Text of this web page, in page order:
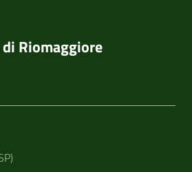
di Riomaggiore